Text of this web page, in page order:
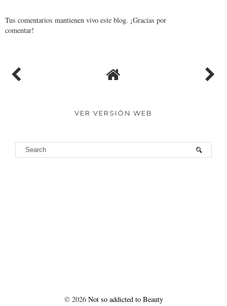
Tus comentarios mantienen vivo este blog. ¡Gracias por
comentar!
VER VERSIÓN WEB
© 2026 Not so addicted to Beauty